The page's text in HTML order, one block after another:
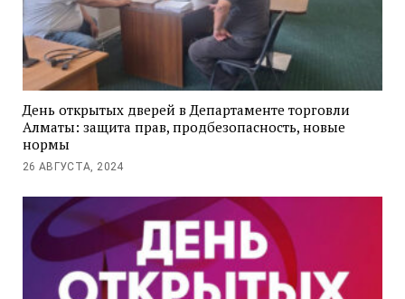
День открытых дверей в Департаменте торговли
Алматы: защита прав, продбезопасность, новые
нормы
26 АВГУСТА, 2024